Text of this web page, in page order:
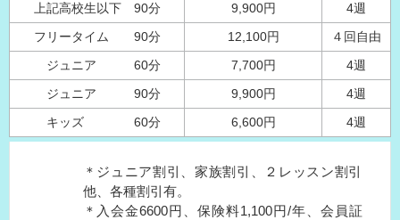
上記高校生以下 90分
9,900円
4週
フリータイム 90分
12,100円
４回自由
ジュニア 60分
7,700円
4週
ジュニア 90分
9,900円
4週
キッズ 60分
6,600円 4週
＊ジュニア割引、家族割引、２レッスン割引
他、各種割引有。
＊入会金6600円、保険料1,100円/年、会員証